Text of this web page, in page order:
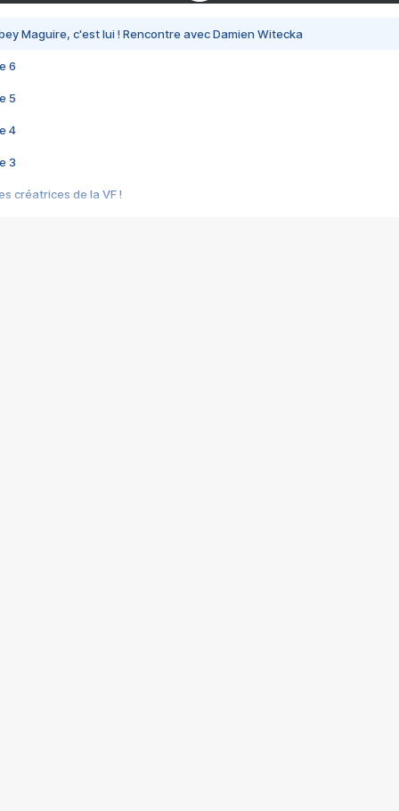
Maguire, c'est lui ! Rencontre avec Damien Witecka
6
5
4
3
créatrices de la VF !